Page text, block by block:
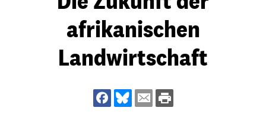
afrikanischen
Landwirtschaft